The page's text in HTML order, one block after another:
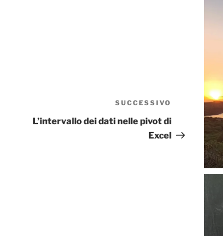
Articolo
successivo
SUCCESSIVO
L’intervallo dei dati nelle pivot di
Excel